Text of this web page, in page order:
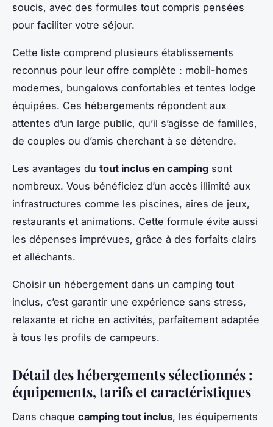
soucis, avec des formules tout compris pensées
pour faciliter votre séjour.
Cette liste comprend plusieurs établissements
reconnus pour leur offre complète : mobil-homes
modernes, bungalows confortables et tentes lodge
équipées. Ces hébergements répondent aux
attentes d’un large public, qu’il s’agisse de familles,
de couples ou d’amis cherchant à se détendre.
Les avantages du tout inclus en camping sont
nombreux. Vous bénéficiez d’un accès illimité aux
infrastructures comme les piscines, aires de jeux,
restaurants et animations. Cette formule évite aussi
les dépenses imprévues, grâce à des forfaits clairs
et alléchants.
Choisir un hébergement dans un camping tout
inclus, c’est garantir une expérience sans stress,
relaxante et riche en activités, parfaitement adaptée
à tous les profils de campeurs.
Détail des hébergements sélectionnés :
équipements, tarifs et caractéristiques
Dans chaque camping tout inclus, les équipements